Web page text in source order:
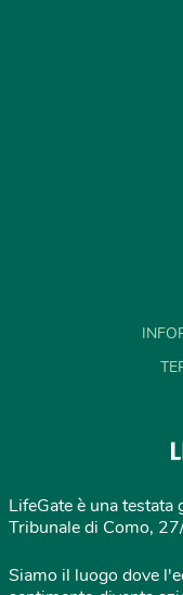
LifeGate è una
Tribunale di Como,
Siamo il luogo dove